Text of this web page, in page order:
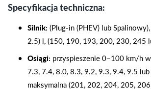
Specyfikacja techniczna:
Silnik: (Plug-in (PHEV) lub
2.5) l, (150, 190, 193, 200, 230, 245
Osiągi: przyspieszenie 0–100 km/h
7.3, 7.4, 8.0, 8.3, 9.2, 9.3, 9.4, 9.5
maksymalna (201, 202, 204, 205,